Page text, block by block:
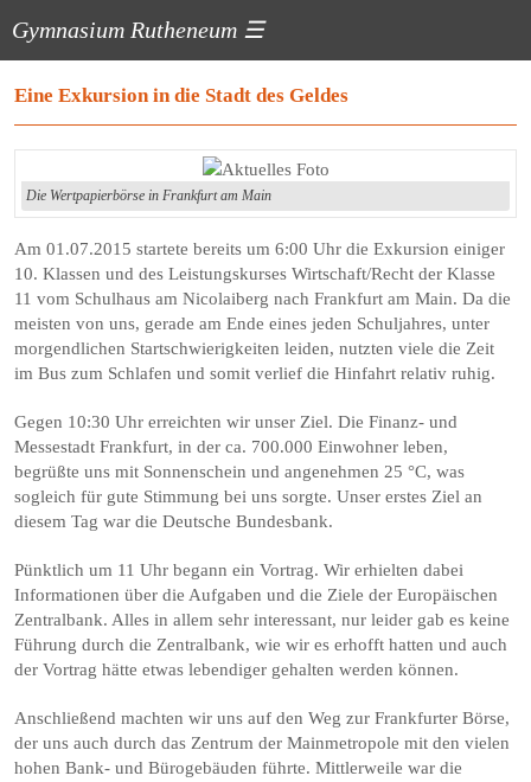
Gymnasium Rutheneum ☰
Eine Exkursion in die Stadt des Geldes
Die Wertpapierbörse in Frankfurt am Main
Am 01.07.2015 startete bereits um 6:00 Uhr die Exkursion einiger
10. Klassen und des Leistungskurses Wirtschaft/Recht der Klasse
11 vom Schulhaus am Nicolaiberg nach Frankfurt am Main. Da die
meisten von uns, gerade am Ende eines jeden Schuljahres, unter
morgendlichen Startschwierigkeiten leiden, nutzten viele die Zeit
im Bus zum Schlafen und somit verlief die Hinfahrt relativ ruhig.
Gegen 10:30 Uhr erreichten wir unser Ziel. Die Finanz- und
Messestadt Frankfurt, in der ca. 700.000 Einwohner leben,
begrüßte uns mit Sonnenschein und angenehmen 25 °C, was
sogleich für gute Stimmung bei uns sorgte. Unser erstes Ziel an
diesem Tag war die Deutsche Bundesbank.
Pünktlich um 11 Uhr begann ein Vortrag. Wir erhielten dabei
Informationen über die Aufgaben und die Ziele der Europäischen
Zentralbank. Alles in allem sehr interessant, nur leider gab es keine
Führung durch die Zentralbank, wie wir es erhofft hatten und auch
der Vortrag hätte etwas lebendiger gehalten werden können.
Anschließend machten wir uns auf den Weg zur Frankfurter Börse,
der uns auch durch das Zentrum der Mainmetropole mit den vielen
hohen Bank- und Bürogebäuden führte. Mittlerweile war die